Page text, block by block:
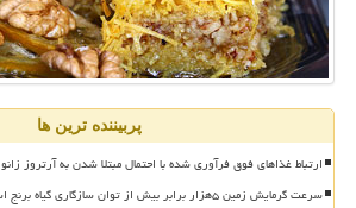
پربیننده ترین ها
ارتباط غذاهای فوق فرآوری شده با احتمال مبتلا شدن به آرتروز زانو
سرعت گرمایش زمین ۵هزار برابر بیش از توان سازگاری گیاه برنج است